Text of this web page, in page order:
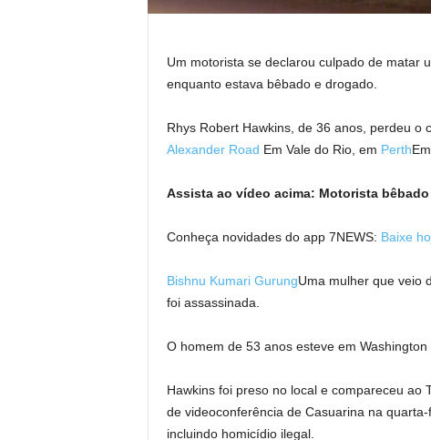
Um motorista se declarou culpado de matar
enquanto estava bêbado e drogado.
Rhys Robert Hawkins, de 36 anos, perdeu o
Alexander Road Em Vale do Rio, em Perth
Assista ao vídeo acima: Motorista
Conheça novidades do app 7NEWS: Baixe
Bishnu Kumari GurungUma mulher que veio
foi assassinada.
O homem de 53 anos esteve em Washington
Hawkins foi preso no local e compareceu ao
de videoconferência de Casuarina na
incluindo homicídio ilegal.